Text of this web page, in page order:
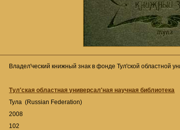
Владел'ческий книжный знак в фонде Тул'ской областной
Тул'ская областная универсал'ная научная библиотека
Тула (Russian Federation)
2008
102